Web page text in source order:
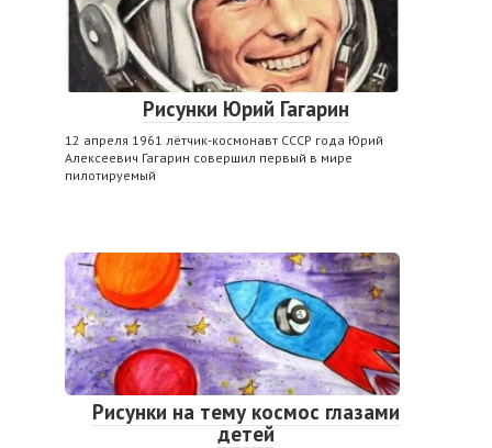
Рисунки Юрий Гагарин
12 апреля 1961 лётчик-космонавт СССР года Юрий
Алексеевич Гагарин совершил первый в мире
пилотируемый
Рисунки на тему космос глазами
детей